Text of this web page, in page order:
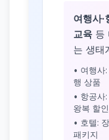
여행사·
교육 등
는 생태
• 여행사
행 상품
• 항공사
왕복 할인
• 호텔:
패키지